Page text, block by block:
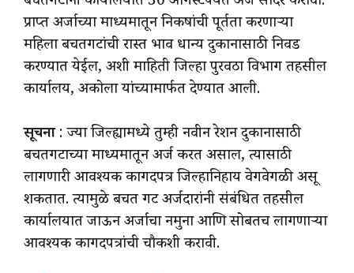
प्राप्त अर्जाच्या माध्यमातून निकषांची पूर्तता करणाऱ्या
महिला बचतगटांची रास्त भाव धान्य दुकानासाठी निवड
करण्यात येईल, अशी माहिती जिल्हा पुरवठा विभाग तहसील
कार्यालय, अकोला यांच्यामार्फत देण्यात आली.
सूचना: ज्या जिल्ह्यामध्ये तुम्ही नवीन रेशन दुकानासाठी
बचतगटाच्या माध्यमातून अर्ज करत असाल, त्यासाठी
लागणारी आवश्यक कागदपत्र जिल्हानिहाय वेगवेगळी असू
शकतात. त्यामुळे बचत गट अर्जदारांनी संबंधित तहसील
कार्यालयात जाऊन अर्जाचा नमुना आणि सोबतच लागणाऱ्या
आवश्यक कागदपत्रांची चौकशी करावी.